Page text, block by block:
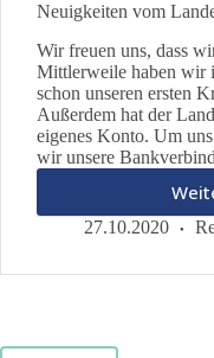
Neuigkeiten vom
Wir freuen uns, dass
Mittlerweile haben wir
schon unseren ersten
Außerdem hat der
eigenes Konto. Um
wir unsere
27.10.2020